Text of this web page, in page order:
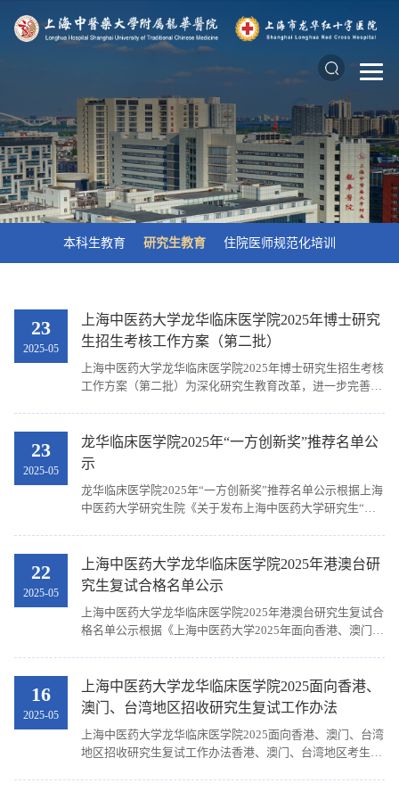
本科生教育 研究生教育 住院医师规范化培训
23
2025-05
上海中医药大学龙华临床医学院2025年博士研究
生招生考核工作方案（第二批）
上海中医药大学龙华临床医学院2025年博士研究生招生考核
工作方案（第二批）为深化研究生教育改革，进一步完善招
量，根据《上海中医药大学2025年博士考核工作方案》的通
知，特制定上海中医药大学龙华临床医学院2025年博士考核
取、保证质量、宁缺毋滥”选拔原则。注重考核申请者的道
德品质、...
23
2025-05
龙华临床医学院2025年“一方创新奖”推荐名单公
示
龙华临床医学院2025年“一方创新奖”推荐名单公示根据上海
中医药大学研究生院《关于发布上海中医药大学研究生“一
学院2025年“一方创新奖”推荐名单，公示如下：序号学号专
业名称姓名类别112023068中医内科学许异川博士
科学张舒燕博士412022052中西医结合临床常鑫迪博士
522022224中医妇科学李玄灵硕士612024074中医妇科学林
1072022028中医内科学储奥娇硕士1122023209中医内科学
硕周丽娜硕士1222022190中医内科学程诗雨硕士
合康复学阮铭博士1512022044中医内科学吴霖光缙博士
1622020208中医骨伤科学徐天浩博士1712023076中医外科
22
2025-05
上海中医药大学龙华临床医学院2025年港澳台研
究生复试合格名单公示
上海中医药大学龙华临床医学院2025年港澳台研究生复试合
格名单公示根据《上海中医药大学2025年面向香港、澳门、
编号排序）。专业代码专业名称考生编号姓名100506中医内
科学102682025020002苏依琳100507中医外科学
102682025020004何嘉萍100512针灸推拿学
102682025020006许婷滋105707针灸推拿学
16
2025-05
上海中医药大学龙华临床医学院2025面向香港、
澳门、台湾地区招收研究生复试工作办法
上海中医药大学龙华临床医学院2025面向香港、澳门、台湾
地区招收研究生复试工作办法香港、澳门、台湾地区考生：